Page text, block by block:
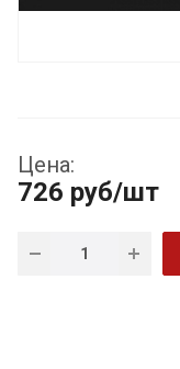
Цена:
726 руб/шт